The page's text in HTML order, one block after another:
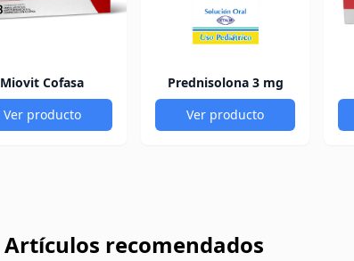
Miovit Cofasa
Ver producto
Prednisolona 3 mg
Ver producto
Artículos recomendados